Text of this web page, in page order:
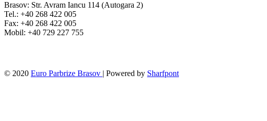
Brasov: Str. Avram Iancu 114 (Autogara 2)
Tel.: +40 268 422 005
Fax: +40 268 422 005
Mobil: +40 729 227 755
© 2020 Euro Parbrize Brasov | Powered by Sharfpont